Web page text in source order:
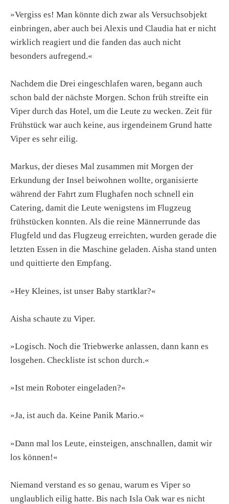
»Vergiss es! Man könnte dich zwar als Versuchsobjekt
einbringen, aber auch bei Alexis und Claudia hat er nicht
wirklich reagiert und die fanden das auch nicht
besonders aufregend.«
Nachdem die Drei eingeschlafen waren, begann auch
schon bald der nächste Morgen. Schon früh streifte ein
Viper durch das Hotel, um die Leute zu wecken. Zeit für
Frühstück war auch keine, aus irgendeinem Grund hatte
Viper es sehr eilig.
Markus, der dieses Mal zusammen mit Morgen der
Erkundung der Insel beiwohnen wollte, organisierte
während der Fahrt zum Flughafen noch schnell ein
Catering, damit die Leute wenigstens im Flugzeug
frühstücken konnten. Als die reine Männerrunde das
Flugfeld und das Flugzeug erreichten, wurden gerade die
letzten Essen in die Maschine geladen. Aisha stand unten
und quittierte den Empfang.
»Hey Kleines, ist unser Baby startklar?«
Aisha schaute zu Viper.
»Logisch. Noch die Triebwerke anlassen, dann kann es
losgehen. Checkliste ist schon durch.«
»Ist mein Roboter eingeladen?«
»Ja, ist auch da. Keine Panik Mario.«
»Dann mal los Leute, einsteigen, anschnallen, damit wir
los können!«
Niemand verstand es so genau, warum es Viper so
unglaublich eilig hatte. Bis nach Isla Oak war es nicht